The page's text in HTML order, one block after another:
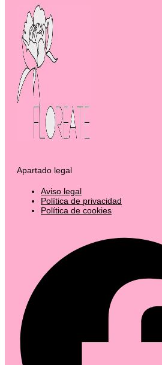
Apartado legal
Aviso legal
Política de privacidad
Política de cookies